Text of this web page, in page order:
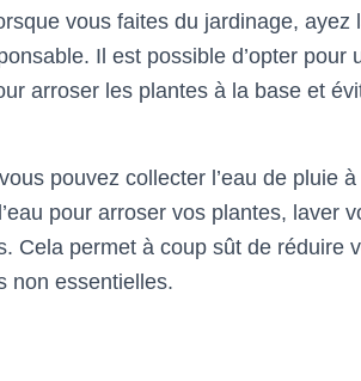
vous faites du jardinage, ayez
Il est possible d’opter pour
arroser les plantes à la base et
pouvez collecter l’eau de pluie
pour arroser vos plantes, laver
Cela permet à coup sût de réduire
non essentielles.